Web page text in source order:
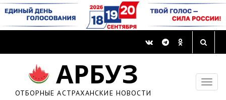
АРБУЗ
ОТБОРНЫЕ АСТРАХАНСКИЕ НОВОСТИ